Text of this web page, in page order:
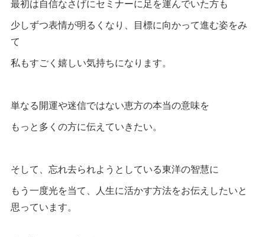
最初は自信なさげにセミナーに足を運んでいた方も
少しずつ表情が明るくなり、目標に向かって進む姿をみ
て
私もすごく嬉しい気持ちになります。
単なる開運や迷信ではない恵方の本当の意味を
もっと多くの方に伝えていきたい。
そして、忘れ去られようとしている東洋の智慧に
もう一度光を当て、人生に活かす方法をお伝えしたいと
思っています。